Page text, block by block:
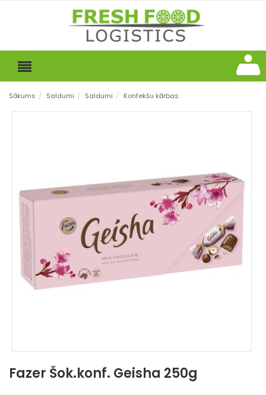
Sākums / Saldumi / Saldumi / Konfekšu kārbas
Fazer Šok.konf. Geisha 250g